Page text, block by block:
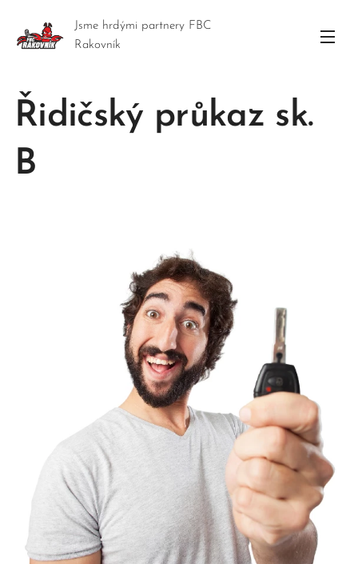
Jsme hrdými partnery FBC
Rakovník
Řidičský průkaz sk.
B